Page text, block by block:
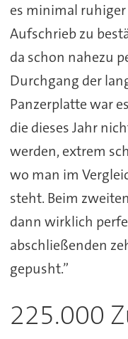
es minimal
Aufschrieb zu
da schon nahezu
Durchgang der
Panzerplatte war
die dieses Jahr
werden, extrem
wo man im
steht. Beim
dann wirklich
abschließenden
gepusht.”
225.000